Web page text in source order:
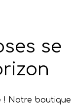
se
! Notre boutique